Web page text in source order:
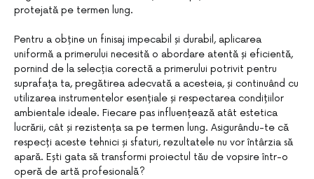
protejată pe termen lung.
Pentru a obține un finisaj impecabil și durabil, aplicarea
uniformă a primerului necesită o abordare atentă și eficientă,
pornind de la selecția corectă a primerului potrivit pentru
suprafața ta, pregătirea adecvată a acesteia, și continuând cu
utilizarea instrumentelor esențiale și respectarea condițiilor
ambientale ideale. Fiecare pas influențează atât estetica
lucrării, cât și rezistența sa pe termen lung. Asigurându-te că
respecți aceste tehnici și sfaturi, rezultatele nu vor întârzia să
apară. Ești gata să transformi proiectul tău de vopsire într-o
operă de artă profesională?